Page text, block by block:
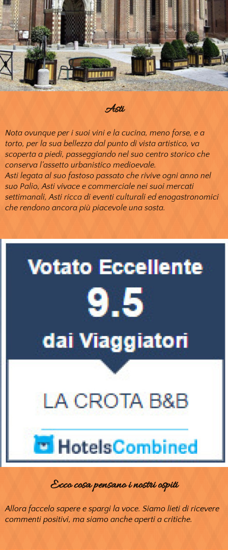
Asti
Nota ovunque per i suoi vini e la cucina, meno forse, e a
torto, per la sua bellezza dal punto di vista artistico, va
scoperta a piedi, passeggiando nel suo centro storico che
conserva l’assetto urbanistico medioevale.
Asti legata al suo fastoso passato che rivive ogni anno nel
suo Palio, Asti vivace e commerciale nei suoi mercati
settimanali, Asti ricca di eventi culturali ed enogastronomici
che rendono ancora più piacevole una sosta.
Ecco cosa pensano i nostri ospiti
Allora faccelo sapere e spargi la voce. Siamo lieti di ricevere
commenti positivi, ma siamo anche aperti a critiche.